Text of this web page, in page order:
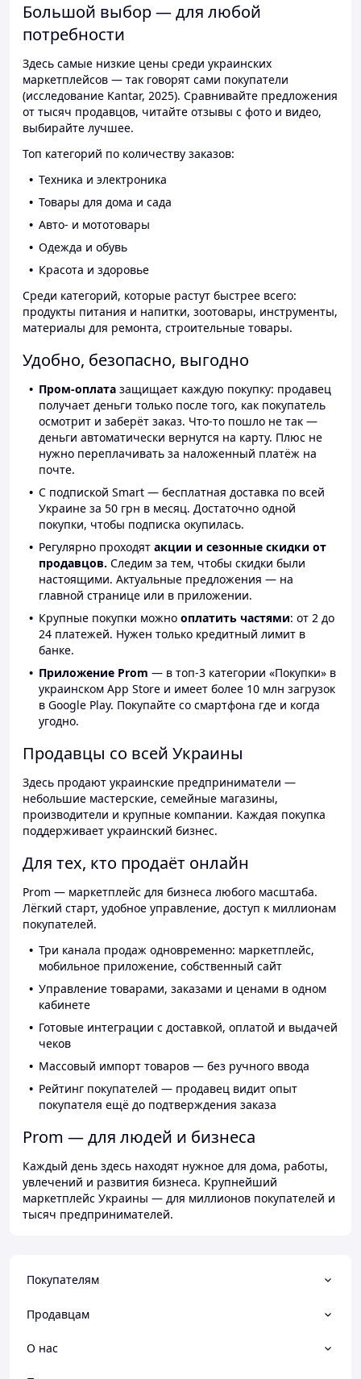
Большой выбор — для любой
потребности
Здесь самые низкие цены среди украинских
маркетплейсов — так говорят сами покупатели
(исследование Kantar, 2025). Сравнивайте предложения
от тысяч продавцов, читайте отзывы с фото и видео,
выбирайте лучшее.
Топ категорий по количеству заказов:
Техника и электроника
Товары для дома и сада
Авто- и мототовары
Одежда и обувь
Красота и здоровье
Среди категорий, которые растут быстрее всего:
продукты питания и напитки, зоотовары, инструменты,
материалы для ремонта, строительные товары.
Удобно, безопасно, выгодно
Пром-оплата защищает каждую покупку: продавец
получает деньги только после того, как покупатель
осмотрит и заберёт заказ. Что-то пошло не так —
деньги автоматически вернутся на карту. Плюс не
нужно переплачивать за наложенный платёж на
почте.
С подпиской Smart — бесплатная доставка по всей
Украине за 50 грн в месяц. Достаточно одной
покупки, чтобы подписка окупилась.
Регулярно проходят акции и сезонные скидки от
продавцов. Следим за тем, чтобы скидки были
настоящими. Актуальные предложения — на
главной странице или в приложении.
Крупные покупки можно оплатить частями: от 2 до
24 платежей. Нужен только кредитный лимит в
банке.
Приложение Prom — в топ-3 категории «Покупки» в
украинском App Store и имеет более 10 млн загрузок
в Google Play. Покупайте со смартфона где и когда
угодно.
Продавцы со всей Украины
Здесь продают украинские предприниматели —
небольшие мастерские, семейные магазины,
производители и крупные компании. Каждая покупка
поддерживает украинский бизнес.
Для тех, кто продаёт онлайн
Prom — маркетплейс для бизнеса любого масштаба.
Лёгкий старт, удобное управление, доступ к миллионам
покупателей.
Три канала продаж одновременно: маркетплейс,
мобильное приложение, собственный сайт
Управление товарами, заказами и ценами в одном
кабинете
Готовые интеграции с доставкой, оплатой и выдачей
чеков
Массовый импорт товаров — без ручного ввода
Рейтинг покупателей — продавец видит опыт
покупателя ещё до подтверждения заказа
Prom — для людей и бизнеса
Каждый день здесь находят нужное для дома, работы,
увлечений и развития бизнеса. Крупнейший
маркетплейс Украины — для миллионов покупателей и
тысяч предпринимателей.
Покупателям
Продавцам
О нас